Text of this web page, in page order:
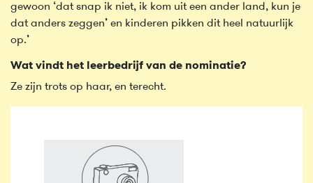
gewoon ‘dat snap ik niet, ik kom uit een ander land, kun je
dat anders zeggen’ en kinderen pikken dit heel natuurlijk
op.’
Wat vindt het leerbedrijf van de nominatie?
Ze zijn trots op haar, en terecht.